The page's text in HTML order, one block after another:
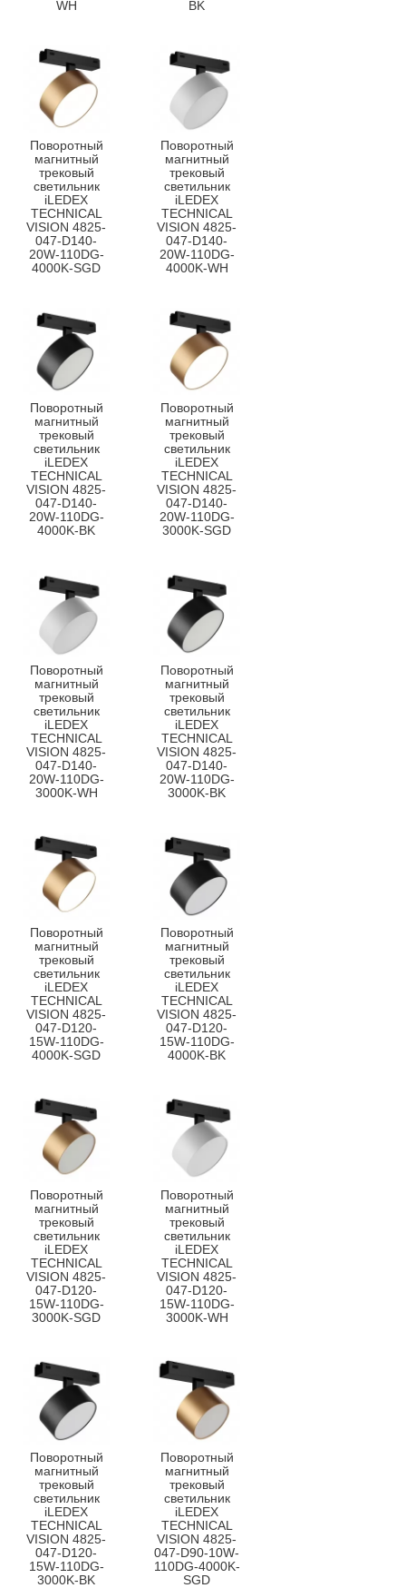
WH BK
Поворотный
магнитный
трековый
светильник
iLEDEX
TECHNICAL
VISION 4825-
047-D140-
20W-110DG-
4000K-SGD
Поворотный
магнитный
трековый
светильник
iLEDEX
TECHNICAL
VISION 4825-
047-D140-
20W-110DG-
4000K-WH
Поворотный
магнитный
трековый
светильник
iLEDEX
TECHNICAL
VISION 4825-
047-D140-
20W-110DG-
4000K-BK
Поворотный
магнитный
трековый
светильник
iLEDEX
TECHNICAL
VISION 4825-
047-D140-
20W-110DG-
3000K-SGD
Поворотный
магнитный
трековый
светильник
iLEDEX
TECHNICAL
VISION 4825-
047-D140-
20W-110DG-
3000K-WH
Поворотный
магнитный
трековый
светильник
iLEDEX
TECHNICAL
VISION 4825-
047-D140-
20W-110DG-
3000K-BK
Поворотный
магнитный
трековый
светильник
iLEDEX
TECHNICAL
VISION 4825-
047-D120-
15W-110DG-
4000K-SGD
Поворотный
магнитный
трековый
светильник
iLEDEX
TECHNICAL
VISION 4825-
047-D120-
15W-110DG-
4000K-BK
Поворотный
магнитный
трековый
светильник
iLEDEX
TECHNICAL
VISION 4825-
047-D120-
15W-110DG-
3000K-SGD
Поворотный
магнитный
трековый
светильник
iLEDEX
TECHNICAL
VISION 4825-
047-D120-
15W-110DG-
3000K-WH
Поворотный
магнитный
трековый
светильник
iLEDEX
TECHNICAL
VISION 4825-
047-D120-
15W-110DG-
3000K-BK
Поворотный
магнитный
трековый
светильник
iLEDEX
TECHNICAL
VISION 4825-
047-D90-10W-
110DG-4000K-
SGD